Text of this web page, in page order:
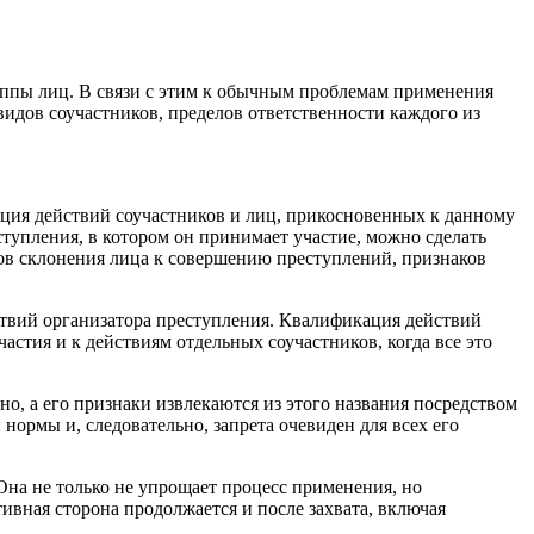
лиц. В связи с этим к обычным проблемам применения
соучастников, пределов ответственности каждого из
действий соучастников и лиц, прикосновенных к данному
в котором он принимает участие, можно сделать
склонения лица к совершению преступлений, признаков
организатора преступления. Квалификация действий
и к действиям отдельных соучастников, когда все это
его признаки извлекаются из этого названия посредством
и, следовательно, запрета очевиден для всех его
не только не упрощает процесс применения, но
сторона продолжается и после захвата, включая